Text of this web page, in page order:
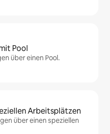
Pool
über einen Pool.
Arbeitsplätzen
über einen speziellen